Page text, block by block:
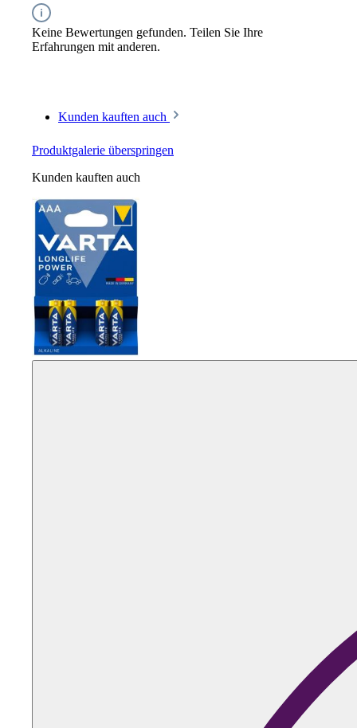
Keine Bewertungen gefunden. Teilen Sie Ihre
Erfahrungen mit anderen.
Kunden kauften auch
Produktgalerie überspringen
Kunden kauften auch